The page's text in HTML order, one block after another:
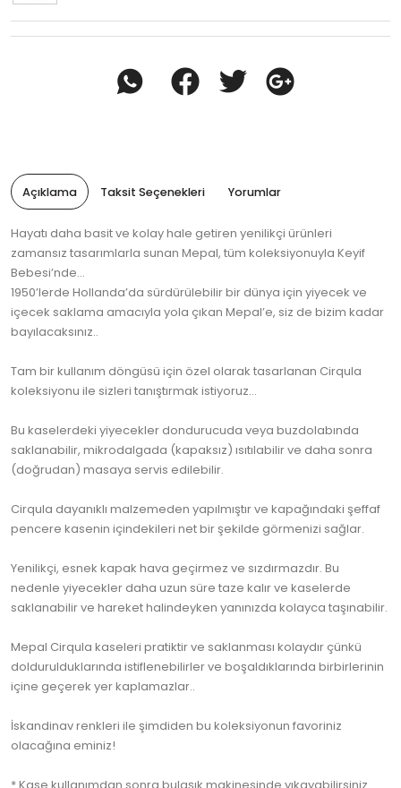
Açıklama Taksit Seçenekleri Yorumlar
Hayatı daha basit ve kolay hale getiren yenilikçi ürünleri
zamansız tasarımlarla sunan Mepal, tüm koleksiyonuyla Keyif
Bebesi’nde…
1950’lerde Hollanda’da sürdürülebilir bir dünya için yiyecek ve
içecek saklama amacıyla yola çıkan Mepal’e, siz de bizim kadar
bayılacaksınız..
Tam bir kullanım döngüsü için özel olarak tasarlanan Cirqula
koleksiyonu ile sizleri tanıştırmak istiyoruz...
Bu kaselerdeki yiyecekler dondurucuda veya buzdolabında
saklanabilir, mikrodalgada (kapaksız) ısıtılabilir ve daha sonra
(doğrudan) masaya servis edilebilir.
Cirqula dayanıklı malzemeden yapılmıştır ve kapağındaki şeffaf
pencere kasenin içindekileri net bir şekilde görmenizi sağlar.
Yenilikçi, esnek kapak hava geçirmez ve sızdırmazdır. Bu
nedenle yiyecekler daha uzun süre taze kalır ve kaselerde
saklanabilir ve hareket halindeyken yanınızda kolayca taşınabilir.
Mepal Cirqula kaseleri pratiktir ve saklanması kolaydır çünkü
doldurulduklarında istiflenebilirler ve boşaldıklarında birbirlerinin
içine geçerek yer kaplamazlar..
İskandinav renkleri ile şimdiden bu koleksiyonun favoriniz
olacağına eminiz!